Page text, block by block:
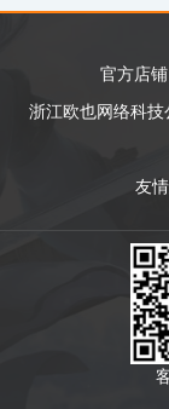
官方店
浙江欧也网络科技
友